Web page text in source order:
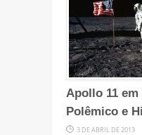
Apollo 11 em
Polêmico e
3 DE ABRIL DE 2013